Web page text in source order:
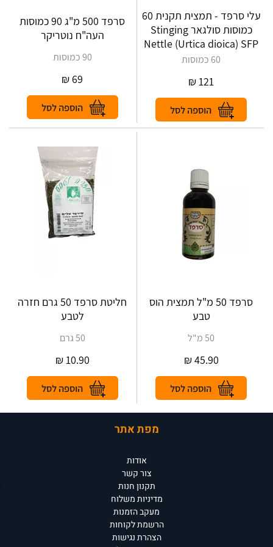
עלי סרפד - תמצית תקנית 60
כמוסות סולגאר Stinging
Nettle (Urtica dioica) SFP
60 כמוסות
121
₪
סרפד 500 מ"ג 90 כמוסות
העה"ח נוטריקר
90 כמוסות
69
₪
סרפד 50 מ"ל תמצית הוס
טבע
50 מ"ל
45.90
₪
חליטת סרפד 50 גרם חזרה
לטבע
50 גרם
10.90
₪
מפת אתר
אודות
צור קשר
תקנון חנות
מדיניות משלוח
מעקב הזמנות
הרשמת לקוחות
הצהרת נגישות